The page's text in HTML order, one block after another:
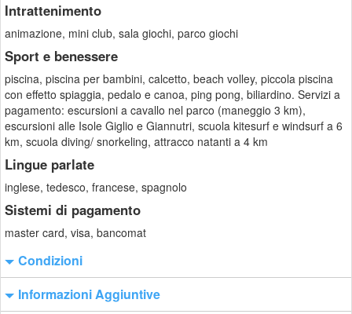
Intrattenimento
animazione, mini club, sala giochi, parco giochi
Sport e benessere
piscina, piscina per bambini, calcetto, beach volley, piccola piscina
con effetto spiaggia, pedalo e canoa, ping pong, biliardino. Servizi a
pagamento: escursioni a cavallo nel parco (maneggio 3 km),
escursioni alle Isole Giglio e Giannutri, scuola kitesurf e windsurf a 6
km, scuola diving/ snorkeling, attracco natanti a 4 km
Lingue parlate
inglese, tedesco, francese, spagnolo
Sistemi di pagamento
master card, visa, bancomat
Condizioni
Informazioni Aggiuntive